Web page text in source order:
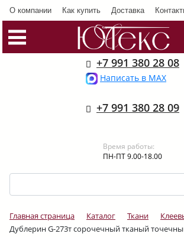
О компании Как купить Доставка
+7 991 380 28 08
Написать в MAX
+7 991 380 28 09
Время работы:
ПН-ПТ 9.00-18.00
Главная страница Каталог Ткани
Дублерин G-273т сорочечный тканый